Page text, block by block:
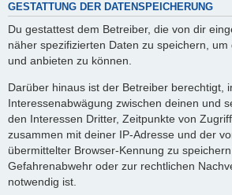
GESTATTUNG DER DATENSPEICHERUNG
Du gestattest dem Betreiber, die von dir
näher spezifizierten Daten zu speichern,
und anbieten zu können.
Darüber hinaus ist der Betreiber berechtigt,
Interessenabwägung zwischen deinen und
den Interessen Dritter, Zeitpunkte von
zusammen mit deiner IP-Adresse und der
übermittelter Browser-Kennung zu
Gefahrenabwehr oder zur rechtlichen
notwendig ist.